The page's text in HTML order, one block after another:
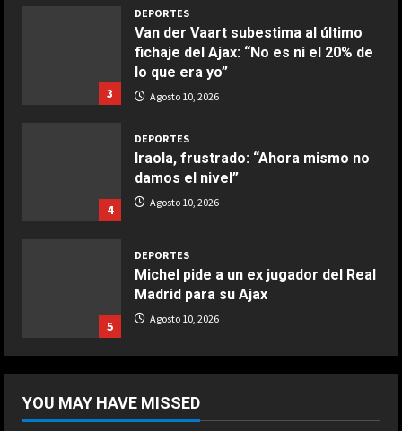
COCINA
Boquerones fritos en freidora de
aire
COCINA
Buñuelos de alcachofas
5
COCINA
Ternera guisada con senderuelas
3
DEPORTES
Van der Vaart subestima al último
fichaje del Ajax: “No es ni el 20% de
lo que era yo”
Agosto 10, 2026
4
DEPORTES
Iraola, frustrado: “Ahora mismo no
damos el nivel”
Agosto 10, 2026
5
DEPORTES
Michel pide a un ex jugador del Real
Madrid para su Ajax
Agosto 10, 2026
encaja como un guante en el Bayer
Leverkusen
YOU MAY HAVE MISSED